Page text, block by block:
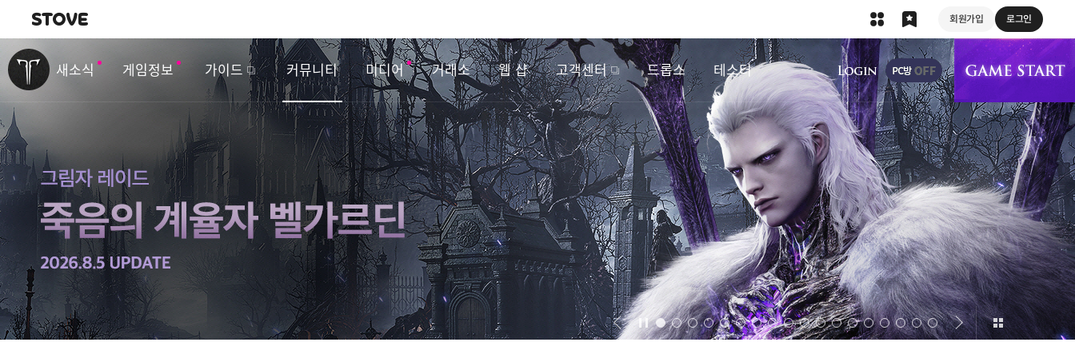
회원가입 로그인
내비게이션
새소식 게임정보 가이드 커뮤니티 미디어 거래소 웹 샵 고객센터 드롭스 테스터
상단 메뉴
벤
트
&
업
데
이
트